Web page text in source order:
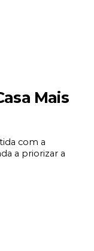
Mais
com a
a priorizar a